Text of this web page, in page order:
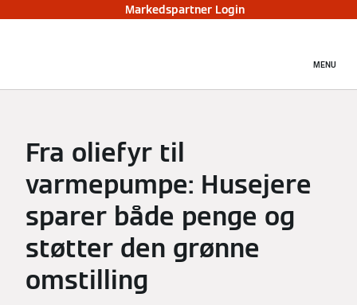
Markedspartner Login
MENU
Fra oliefyr til
varmepumpe: Husejere
sparer både penge og
støtter den grønne
omstilling